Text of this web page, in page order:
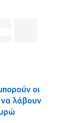
οι
λάβουν